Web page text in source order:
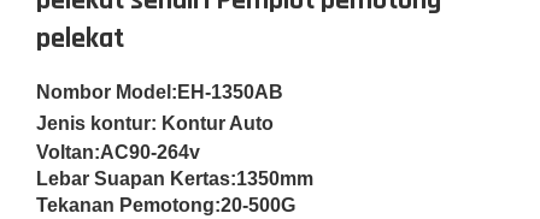
pelekat
Nombor Model:EH-1350AB
Jenis kontur: Kontur Auto
Voltan:AC90-264v
Lebar Suapan Kertas:1350mm
Tekanan Pemotong:20-500G